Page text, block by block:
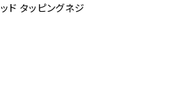
ド タッピングネジ